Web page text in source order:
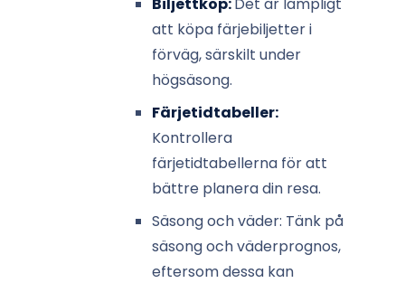
att köpa färjebiljetter i
förväg, särskilt under
högsäsong.
Färjetidtabeller:
Kontrollera
färjetidtabellerna för att
bättre planera din resa.
Säsong och väder: Tänk på
säsong och väderprognos,
eftersom dessa kan